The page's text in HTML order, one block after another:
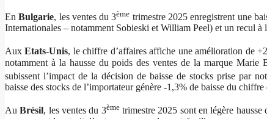
EnBulgarie, les ventes du 3ème trimestre 2025 enregistrent une
Internationales – notamment Sobieski et William Peel) et un recul à
AuxEtats-Unis, le chiffre d’affaires affiche une amélioration de
notamment à la hausse du poids des ventes de la marque
subissent l’impact de la décision de baisse de stocks prise par
baisse des stocks de l’importateur génère -1,3% de baisse du
AuBrésil, les ventes du 3èmetrimestre 2025 sont en légère hausse